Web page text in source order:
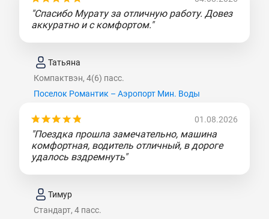
"Спасибо Мурату за отличную работу. Довез
аккуратно и с комфортом."
Татьяна
Компактвэн, 4(6) пасс.
Поселок Романтик – Аэропорт Мин. Воды
01.08.2026
"Поездка прошла замечательно, машина
комфортная, водитель отличный, в дороге
удалось вздремнуть"
Тимур
Стандарт, 4 пасс.